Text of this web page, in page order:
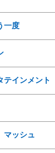
一度
テインメント
ッシュ